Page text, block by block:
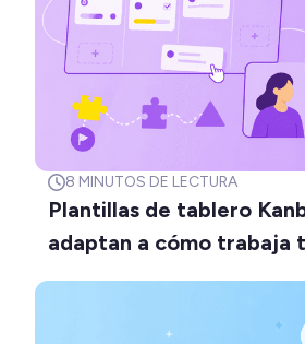
8 MINUTOS DE LECTURA
Plantillas de tablero
adaptan a cómo trabaja